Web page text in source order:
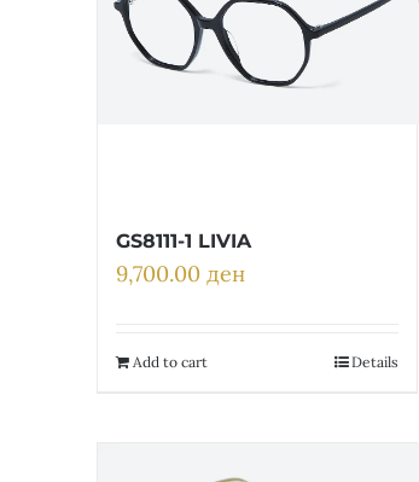
GS8111-1 LIVIA
9,700.00 ден
Add to cart Details